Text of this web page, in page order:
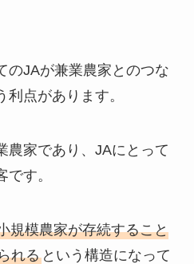
のJAが兼業農家とのつな
点があります。
農家であり、JAにとって
す。
規模農家が存続すること
れるという構造になって